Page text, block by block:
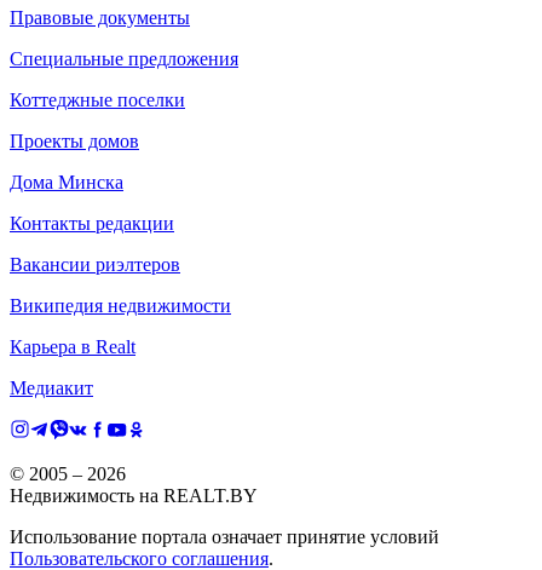
Правовые документы
Специальные предложения
Коттеджные поселки
Проекты домов
Дома Минска
Контакты редакции
Вакансии риэлтеров
Википедия недвижимости
Карьера в Realt
Медиакит
© 2005 – 2026
Недвижимость на REALT.BY
Использование портала означает принятие условий
Пользовательского соглашения.